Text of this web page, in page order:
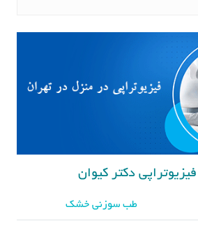
دکتر کیوان
طب سوزنی خشک